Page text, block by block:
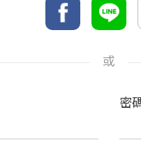
或
密